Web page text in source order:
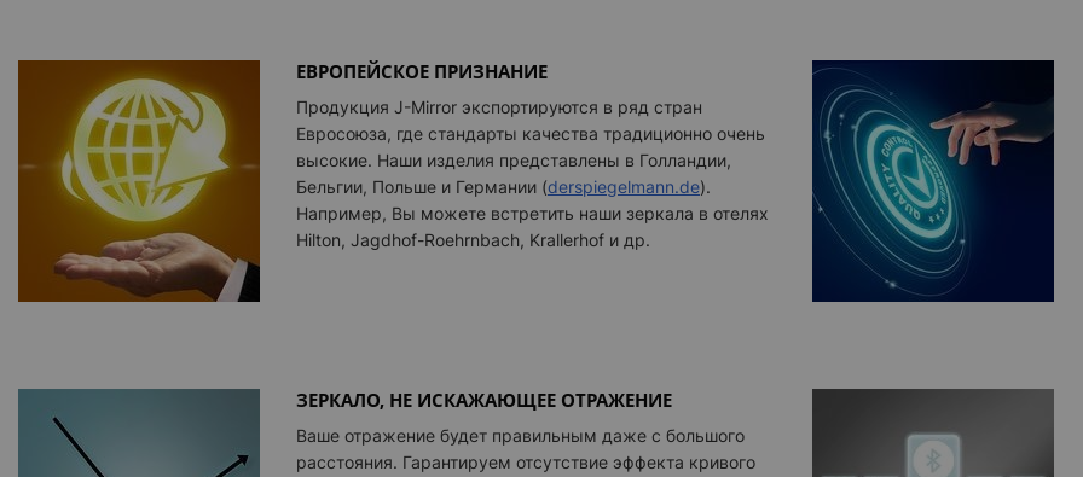
ЕВРОПЕЙСКОЕ ПРИЗНАНИЕ
Продукция J-Mirror экспортируются в ряд стран
Евросоюза, где стандарты качества традиционно очень
высокие. Наши изделия представлены в Голландии,
Бельгии, Польше и Германии (derspiegelmann.de).
Например, Вы можете встретить наши зеркала в отелях
Hilton, Jagdhof-Roehrnbach, Krallerhof и др.
ЗЕРКАЛО, НЕ ИСКАЖАЮЩЕЕ ОТРАЖЕНИЕ
Ваше отражение будет правильным даже с большого
расстояния. Гарантируем отсутствие эффекта кривого